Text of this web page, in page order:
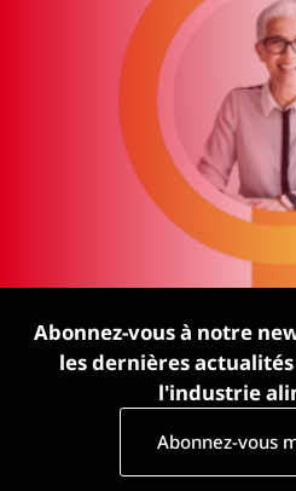
Abonnez-vous à notre
les dernières
l'industrie
Abonnez-vous